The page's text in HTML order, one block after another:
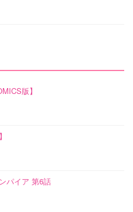
版】
パイア 第6話